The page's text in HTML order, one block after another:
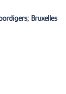
Bruxelles